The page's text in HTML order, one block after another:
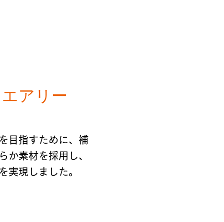
アリー
目指すために、補
か素材を採用し、
実現しました。